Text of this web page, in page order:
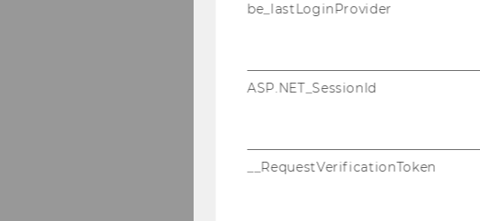
be_lastLoginProvider
ASP.NET_SessionId
__RequestVerificationToken